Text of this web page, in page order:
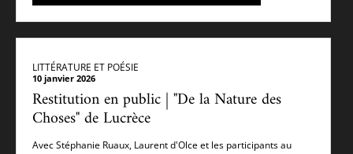
LITTÉRATURE ET POÉSIE
10 janvier 2026
Restitution en public | "De la Nature des
Choses" de Lucrèce
Avec Stéphanie Ruaux, Laurent d'Olce et les participants au